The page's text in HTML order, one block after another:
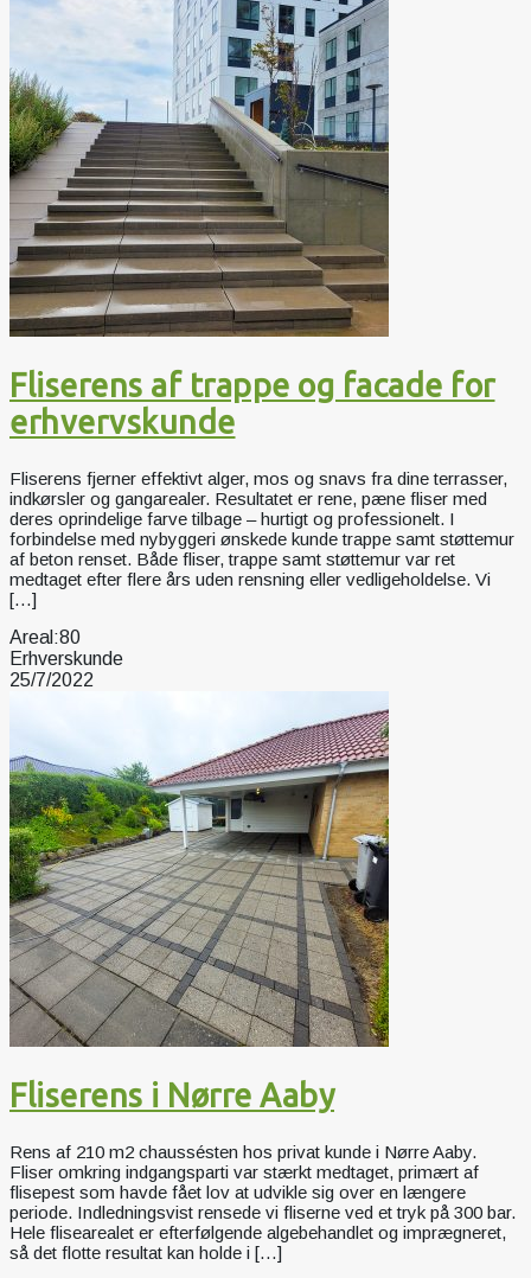
Fliserens af trappe og facade for
erhvervskunde
Fliserens fjerner effektivt alger, mos og snavs fra dine terrasser,
indkørsler og gangarealer. Resultatet er rene, pæne fliser med
deres oprindelige farve tilbage – hurtigt og professionelt. I
forbindelse med nybyggeri ønskede kunde trappe samt støttemur
af beton renset. Både fliser, trappe samt støttemur var ret
medtaget efter flere års uden rensning eller vedligeholdelse. Vi
[…]
Areal:80
Erhverskunde
25/7/2022
Fliserens i Nørre Aaby
Rens af 210 m2 chaussésten hos privat kunde i Nørre Aaby.
Fliser omkring indgangsparti var stærkt medtaget, primært af
flisepest som havde fået lov at udvikle sig over en længere
periode. Indledningsvist rensede vi fliserne ved et tryk på 300 bar.
Hele flisearealet er efterfølgende algebehandlet og imprægneret,
så det flotte resultat kan holde i […]